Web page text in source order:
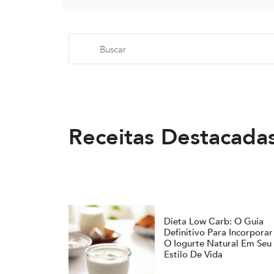
Receitas
Dieta Low Carb: O Guia
Definitivo Para Incorporar
O Iogurte Natural Em Seu
Estilo De Vida